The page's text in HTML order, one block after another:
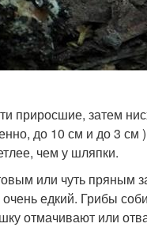
приросшие, затем
до 10 см и до 3
чем у шляпки.
или чуть пряным
едкий. Грибы
отмачивают или